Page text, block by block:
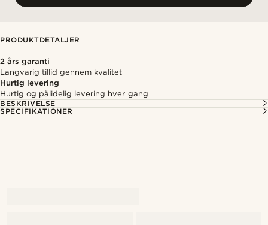
PRODUKTDETALJER
2 års garanti
Langvarig tillid gennem kvalitet
Hurtig levering
Hurtig og pålidelig levering hver gang
BESKRIVELSE
SPECIFIKATIONER